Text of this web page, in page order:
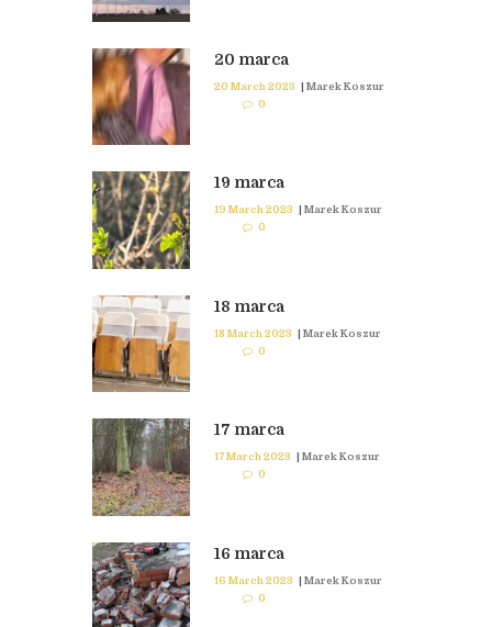
20 marca
20 March 2023 | Marek Koszur
0
19 marca
19 March 2023 | Marek Koszur
0
18 marca
18 March 2023 | Marek Koszur
0
17 marca
17 March 2023
Marek Koszur
0
16 marca
16 March 2023 | Marek Koszur
0